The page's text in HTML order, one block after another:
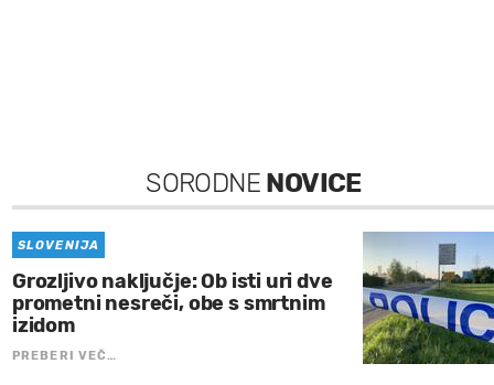
SORODNE NOVICE
SLOVENIJA
Grozljivo naključje: Ob isti uri dve
prometni nesreči, obe s smrtnim
izidom
PREBERI VEČ…